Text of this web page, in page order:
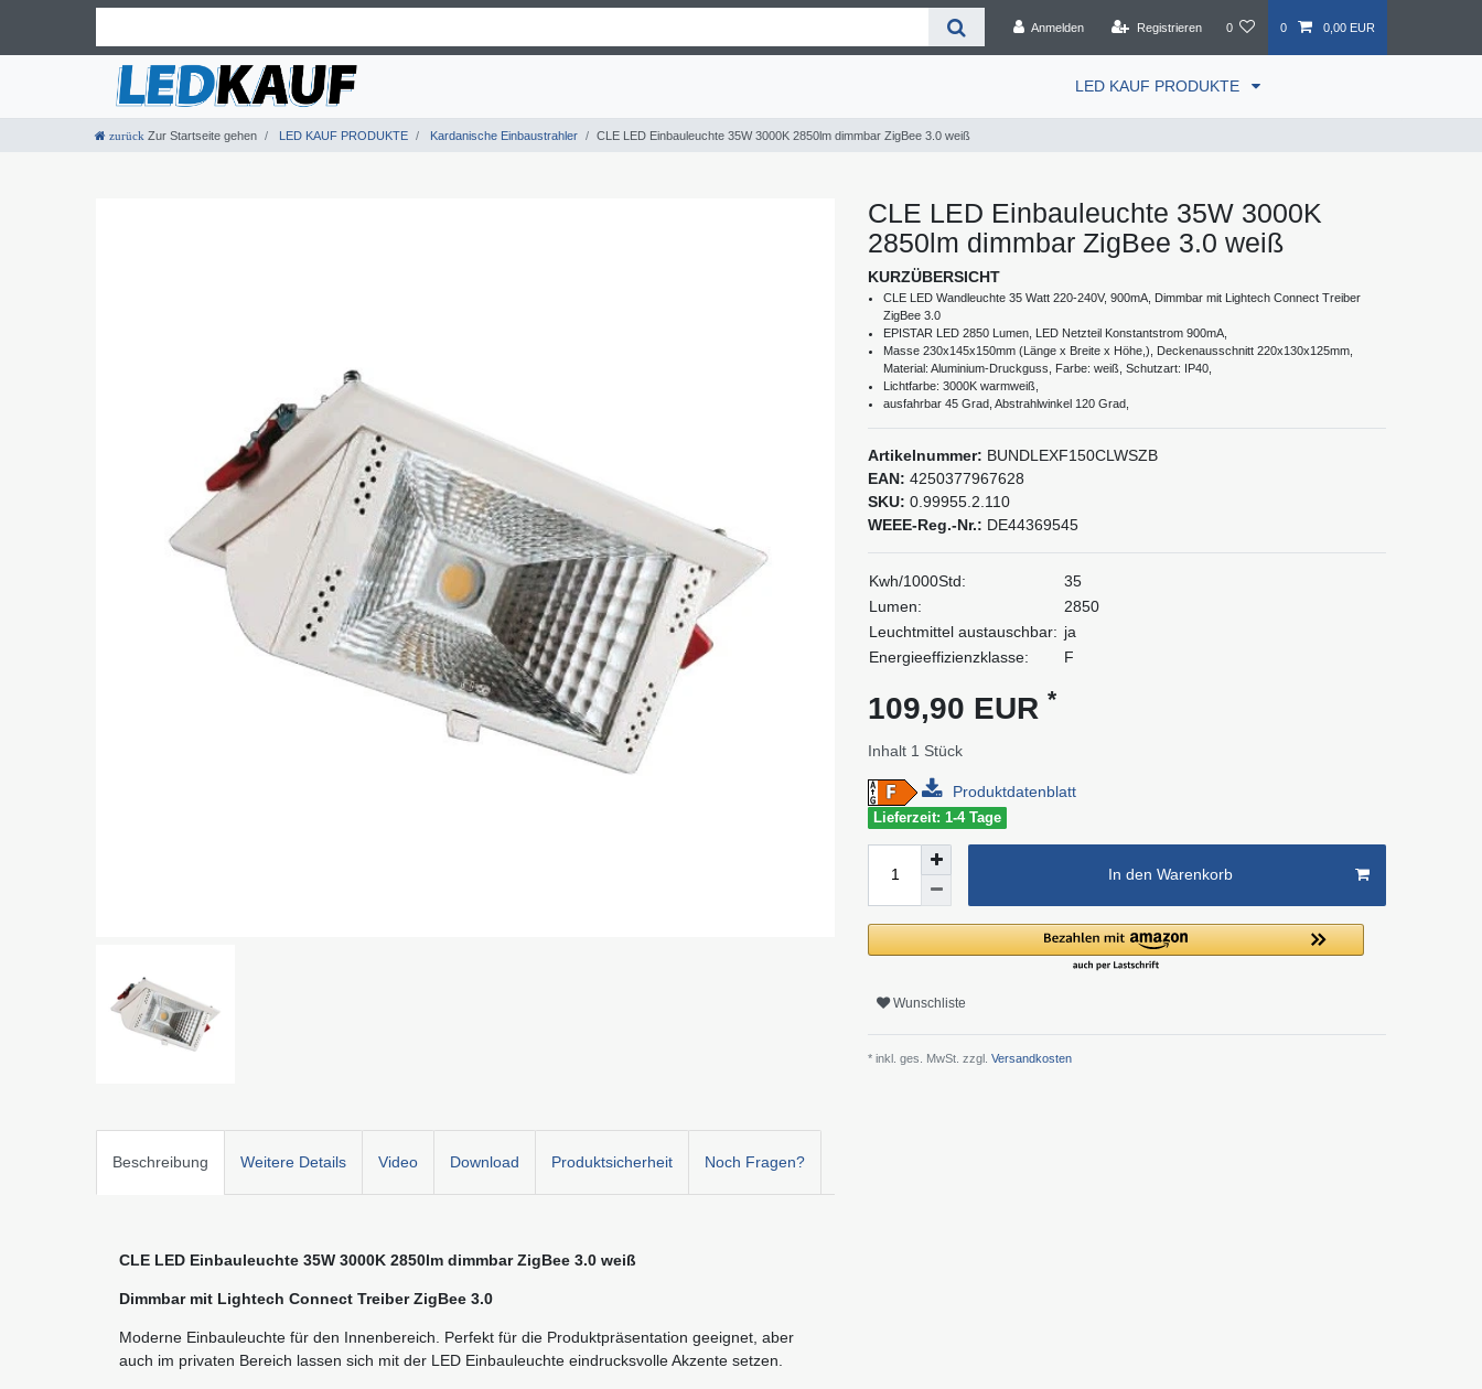
Anmelden Registrieren 0 0 0,00 EUR
LED KAUF PRODUKTE
Zur Startseite gehen LED KAUF PRODUKTE Kardanische Einbaustrahler CLE LED Einbauleuchte 35W 3000K 2850lm dimmbar ZigBee 3.0 weiß
Beschreibung Weitere Details Video Download Produktsicherheit Noch Fragen?
CLE LED Einbauleuchte 35W 3000K 2850lm dimmbar ZigBee 3.0 weiß
Dimmbar mit Lightech Connect Treiber ZigBee 3.0
Moderne Einbauleuchte für den Innenbereich. Perfekt für die Produktpräsentation geeignet, aber
auch im privaten Bereich lassen sich mit der LED Einbauleuchte eindrucksvolle Akzente setzen.
CLE LED Einbauleuchte 35W 3000K
2850lm dimmbar ZigBee 3.0 weiß
KURZÜBERSICHT
CLE LED Wandleuchte 35 Watt 220-240V, 900mA, Dimmbar mit Lightech Connect Treiber
ZigBee 3.0
EPISTAR LED 2850 Lumen, LED Netzteil Konstantstrom 900mA,
Masse 230x145x150mm (Länge x Breite x Höhe,), Deckenausschnitt 220x130x125mm,
Material: Aluminium-Druckguss, Farbe: weiß, Schutzart: IP40,
Lichtfarbe: 3000K warmweiß,
ausfahrbar 45 Grad, Abstrahlwinkel 120 Grad,
Artikelnummer: BUNDLEXF150CLWSZB
EAN: 4250377967628
SKU: 0.99955.2.110
WEEE-Reg.-Nr.: DE44369545
Kwh/1000Std:
35
Lumen:
2850
Leuchtmittel austauschbar: ja
Energieeffizienzklasse:
F
109,90 EUR *
Inhalt 1 Stück
Produktdatenblatt
Lieferzeit: 1-4 Tage
In den Warenkorb
Wunschliste
* inkl. ges. MwSt. zzgl. Versandkosten